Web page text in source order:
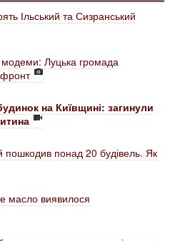
Ільський та Сизранський
Луцька громада
на Київщині: загинули
пошкодив понад 20 будівель. Як
масло виявилося